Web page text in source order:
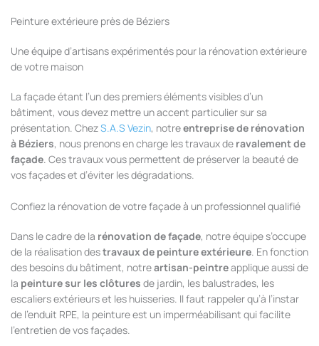
Peinture extérieure près de Béziers
Une équipe d’artisans expérimentés pour la rénovation extérieure
de votre maison
La façade étant l’un des premiers éléments visibles d’un
bâtiment, vous devez mettre un accent particulier sur sa
présentation. ChezS.A.S Vezin, notreentreprise de rénovation
à Béziers, nous prenons en charge les travaux de ravalement de
façade. Ces travaux vous permettent de préserver la beauté de
vos façades et d’éviter les dégradations.
Confiez la rénovation de votre façade à un professionnel qualifié
Dans le cadre de la rénovation de façade, notre équipe s’occupe
de la réalisation destravaux de peinture extérieure. En fonction
des besoins du bâtiment, notreartisan-peintreapplique aussi de
la peinture sur les clôtures de jardin, les balustrades, les
escaliers extérieurs et les huisseries. Il faut rappeler qu’à l’instar
de l’enduit RPE, la peinture est un imperméabilisant qui facilite
l’entretien de vos façades.